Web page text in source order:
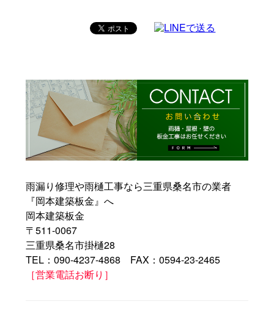
雨漏り修理や雨樋工事なら三重県桑名市の業者
『岡本建築板金』へ
岡本建築板金
〒511-0067
三重県桑名市掛樋28
TEL：090-4237-4868 FAX：0594-23-2465
［営業電話お断り］